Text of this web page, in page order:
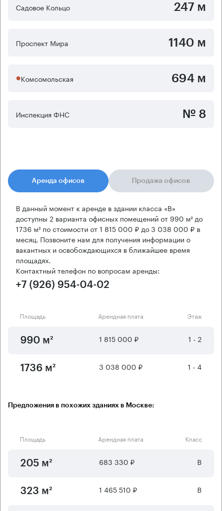
Садовое Кольцо 247 м
Проспект Мира 1140 м
Комсомольская 694 м
Инспекция ФНС № 8
Аренда офисов Продажа офисов
В данный момент к аренде в здании класса «B»
доступны 2 варианта офисных помещений от 990 м² до
1736 м² по стоимости от 1 815 000 ₽ до 3 038 000 ₽ в
месяц. Позвоните нам для получения информации о
вакантных и освобождающихся в ближайшее время
площадях.
Контактный телефон по вопросам аренды:
+7 (926) 954-04-02
Площадь Арендная плата Этаж
990 м² 1 815 000 ₽ 1 - 2
1736 м² 3 038 000 ₽ 1 - 4
Предложения в похожих зданиях в Москве:
Площадь Арендная плата Класс
205 м² 683 330 ₽ B
323 м² 1 465 510 ₽ B